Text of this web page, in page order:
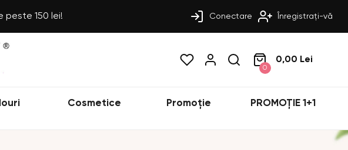
peste 150 lei! Conectare Înregistrați-vă
0
0,00 Lei
Cosmetice Promoție PROMOȚIE 1+1